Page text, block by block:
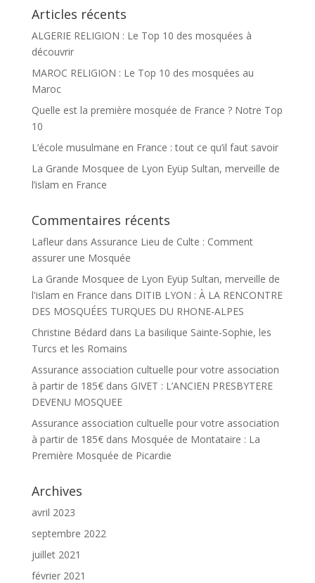
Articles récents
ALGERIE RELIGION : Le Top 10 des mosquées à
découvrir
MAROC RELIGION : Le Top 10 des mosquées au
Maroc
Quelle est la première mosquée de France ? Notre Top
10
L’école musulmane en France : tout ce qu’il faut savoir
La Grande Mosquee de Lyon Eyüp Sultan, merveille de
l’islam en France
Commentaires récents
Lafleurdans Assurance Lieu de Culte : Comment
assurer une Mosquée
La Grande Mosquee de Lyon Eyüp Sultan, merveille de
l'islam en France dans DITIB LYON : À LA RENCONTRE
DES MOSQUÉES TURQUES DU RHONE-ALPES
Christine Bédard dans La basilique Sainte-Sophie, les
Turcs et les Romains
Assurance association cultuelle pour votre association
à partir de 185€dans GIVET : L’ANCIEN PRESBYTERE
DEVENU MOSQUEE
Assurance association cultuelle pour votre association
à partir de 185€dans Mosquée de Montataire : La
Première Mosquée de Picardie
Archives
avril 2023
septembre 2022
juillet 2021
février 2021